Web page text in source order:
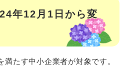
年12月1日から変
たす中小企業者が対象です。